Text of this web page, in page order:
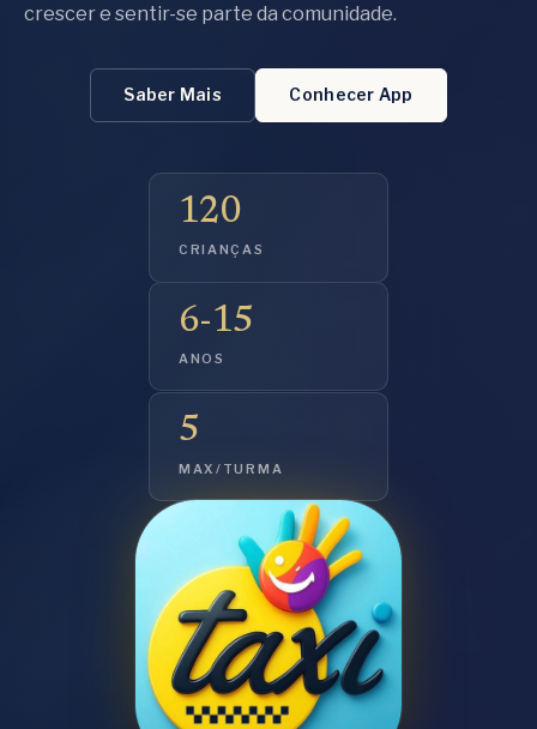
crescer e sentir-se parte da comunidade.
Saber Mais Conhecer App
120
CRIANÇAS
6-15
ANOS
5
MAX/TURMA